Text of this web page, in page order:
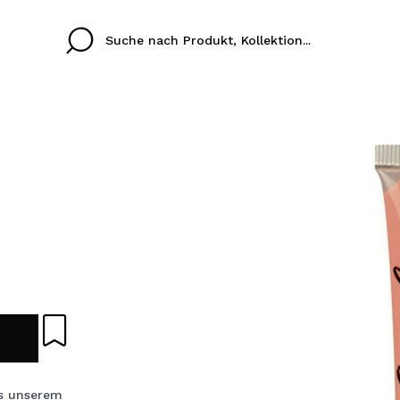
Ich habe hier kein
ICH
Durch die Erstellung
Einkäufe schnell
ESPAÑOL
Ines
colori